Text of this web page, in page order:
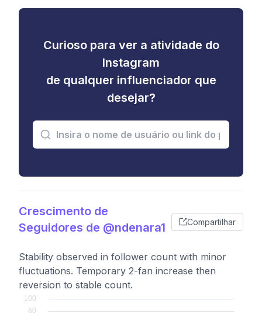
Curioso para ver a atividade do
Instagram
de qualquer influenciador que
desejar?
Crescimento de
Seguidores de @ndenara1
Compartilhar
Stability observed in follower count with minor
fluctuations. Temporary 2-fan increase then
reversion to stable count.